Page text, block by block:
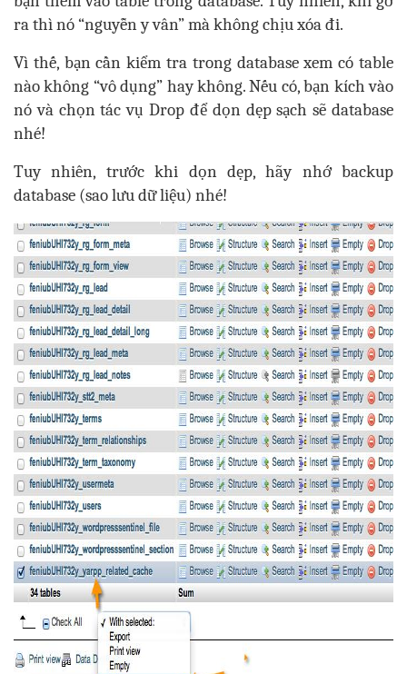
ra thì nó “nguyễn y vân” mà không chịu xóa đi.
Vì thế, bạn cần kiểm tra trong database xem có table
nào không “vô dụng” hay không. Nếu có, bạn kích vào
nó và chọn tác vụ Drop để dọn dẹp sạch sẽ database
nhé!
Tuy nhiên, trước khi dọn dẹp, hãy nhớ backup
database (sao lưu dữ liệu) nhé!